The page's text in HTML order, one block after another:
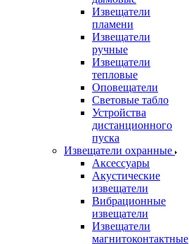
Извещатели
пламени
Извещатели
ручные
Извещатели
тепловые
Оповещатели
Световые табло
Устройства
дистанционного
пуска
Извещатели охранные
Аксессуары
Акустические
извещатели
Вибрационные
извещатели
Извещатели
магнитоконтактные